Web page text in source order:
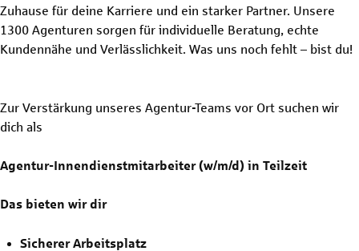
Zuhause für deine Karriere und ein starker Partner. Unsere
1300 Agenturen sorgen für individuelle Beratung, echte
Kundennähe und Verlässlichkeit. Was uns noch fehlt – bist du!
Zur Verstärkung unseres Agentur-Teams vor Ort suchen wir
dich als
Agentur-Innendienstmitarbeiter (w/m/d) in Teilzeit
Das bieten wir dir
Sicherer Arbeitsplatz